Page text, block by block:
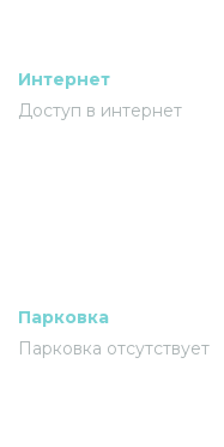
Интернет
Доступ в интернет
Парковка
Парковка отсутствует